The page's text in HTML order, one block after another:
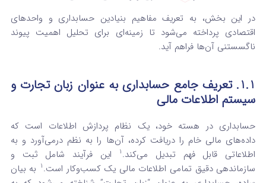
در این بخش، به تعریف مفاهیم بنیادین حسابداری و واحدهای
اقتصادی پرداخته می‌شود تا زمینه‌ای برای تحلیل اهمیت پیوند
ناگسستنی آن‌ها فراهم آید.
1.1. تعریف جامع حسابداری به عنوان زبان تجارت و
سیستم اطلاعات مالی
حسابداری در هسته خود، یک نظام پردازش اطلاعات است که
داده‌های مالی خام را دریافت کرده، آن‌ها را به نظم درمی‌آورد و به
اطلاعاتی قابل فهم تبدیل می‌کند.1
این فرآیند شامل ثبت و
سازماندهی دقیق تمامی اطلاعات مالی یک کسب‌وکار است.1 به بیان